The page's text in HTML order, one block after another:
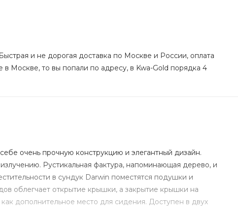
и не дорогая доставка по Москве и России, оплата
Москве, то вы попали по адресу, в Kwa-Gold порядка 4
очень прочную конструкцию и элегантный дизайн.
Рустикальная фактура, напоминающая дерево, и
в сундук Darwin поместятся подушки и
облегчает открытие крышки, а закрытие крышки на
дополнительное место для сидения. Доступен в двух